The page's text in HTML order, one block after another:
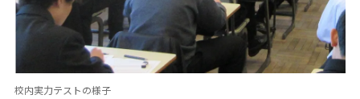
校内実力テストの様子